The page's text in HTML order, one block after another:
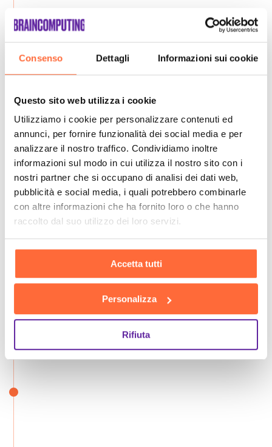
Consenso Dettagli Informazioni sui cookie
Questo sito web utilizza i cookie
Utilizziamo i cookie per personalizzare contenuti ed
annunci, per fornire funzionalità dei social media e per
analizzare il nostro traffico. Condividiamo inoltre
informazioni sul modo in cui utilizza il nostro sito con i
nostri partner che si occupano di analisi dei dati web,
pubblicità e social media, i quali potrebbero combinarle
con altre informazioni che ha fornito loro o che hanno
raccolto dal suo utilizzo dei loro servizi.
Accetta tutti
Personalizza
Rifiuta